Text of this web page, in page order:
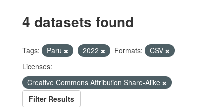
4 datasets found
Tags: Paru 2022 Formats:
CSV
Licenses:
Creative Commons Attribution Share-Alike
Filter Results